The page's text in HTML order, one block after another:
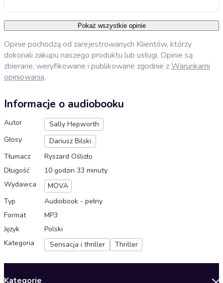
Pokaż wszystkie opinie
Opinie pochodzą od zarejestrowanych Klientów, którzy
dokonali zakupu naszego produktu lub usługi. Opinie są
zbierane, weryfikowane i publikowane zgodnie zWarunkami
opiniowania.
Informacje o audiobooku
Autor
Sally Hepworth
Głosy
Dariusz Bilski
Tłumacz
Ryszard Oślizło
Długość
10 godzin 33 minuty
Wydawca
MOVA
Typ
Audiobook - pełny
Format
MP3
Język
Polski
Kategoria
Sensacja i thriller Thriller
Kategorie